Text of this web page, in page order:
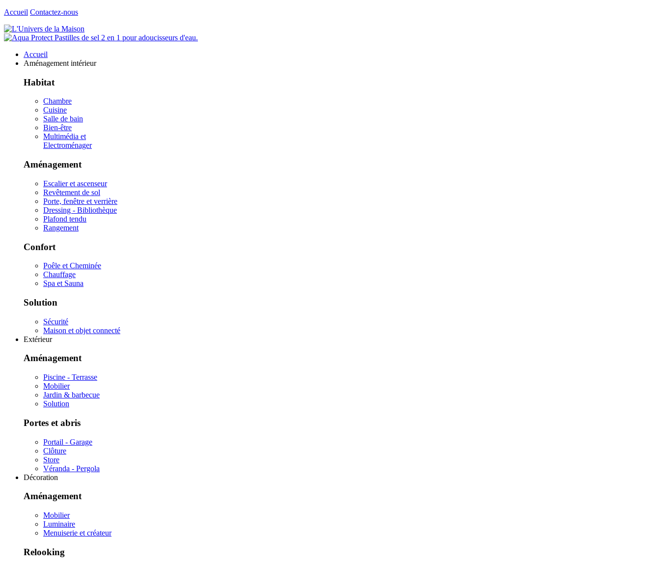
Accueil Contactez-nous
Accueil
Aménagement intérieur
Habitat
Chambre
Cuisine
Salle de bain
Bien-être
Multimédia et
Electroménager
Aménagement
Escalier et ascenseur
Revêtement de sol
Porte, fenêtre et verrière
Dressing - Bibliothèque
Plafond tendu
Rangement
Confort
Poêle et Cheminée
Chauffage
Spa et Sauna
Solution
Sécurité
Maison et objet connecté
Extérieur
Aménagement
Piscine - Terrasse
Mobilier
Jardin & barbecue
Solution
Portes et abris
Portail - Garage
Clôture
Store
Véranda - Pergola
Décoration
Aménagement
Mobilier
Luminaire
Menuiserie et créateur
Relooking